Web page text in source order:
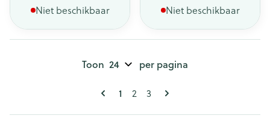
Niet beschikbaar Niet beschikbaar
Pagina's
U lees momenteel pagina
1 Pagina
2 Pagina
3
Toon per pagina